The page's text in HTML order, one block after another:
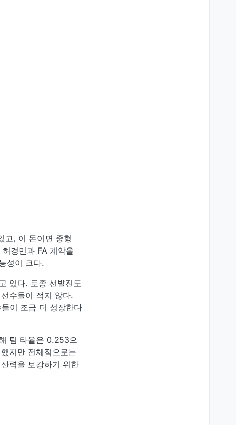
고, 이 돈이면 중형
경민과 FA 계약을
성이 크다.
있다. 토종 선발진도
수들이 적지 않다.
이 조금 더 성장한다
팀 타율은 0.253으
지만 전체적으로는
력을 보강하기 위한